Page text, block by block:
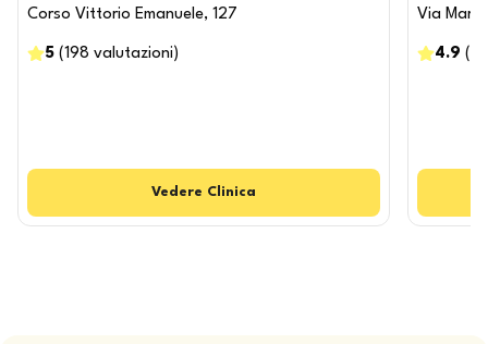
Corso Vittorio Emanuele, 127
5 (198 valutazioni )
Vedere Clinica
Via
4.9 (